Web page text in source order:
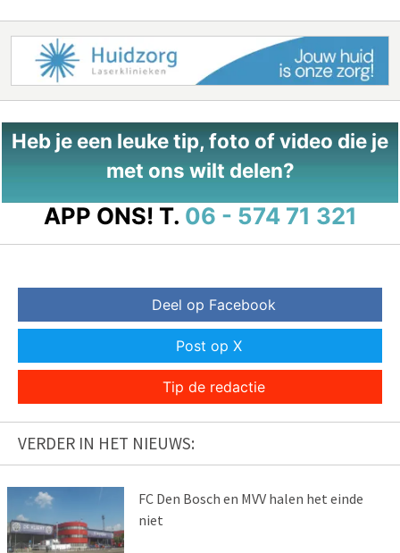
Heb je een leuke tip, foto of video die je
met ons wilt delen?
APP ONS! T. 06 - 574 71 321
Deel op Facebook
Post op X
Tip de redactie
VERDER IN HET NIEUWS:
FC Den Bosch en MVV halen het einde
niet